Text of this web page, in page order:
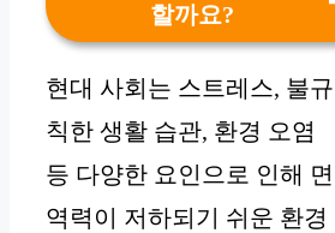
할까요?
현대 사회는 스트레스, 불규
칙한 생활 습관, 환경 오염
등 다양한 요인으로 인해 면
역력이 저하되기 쉬운 환경